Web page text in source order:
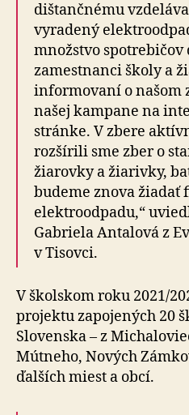
dištančnému
vyradený
množstvo spotrebičov
zamestnanci školy a
informovaní o našom
našej kampane na
stránke. V zbere
rozšírili sme zber o
žiarovky a žiarivky,
budeme znova žiadať
elektroodpadu,“
Gabriela Antalová z
v Tisovci.
V školskom roku 2021/
projektu zapojených 20
Slovenska – z
Mútneho, Nových
ďalších miest a obcí.